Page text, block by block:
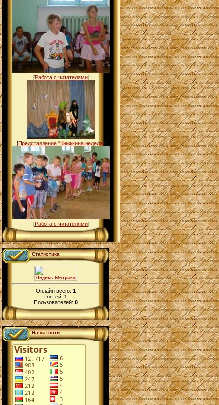
[Работа с читателями]
[Представление "Книжкина неделя"]
[Работа с читателями]
Статистика
Онлайн всего: 1
Гостей: 1
Пользователей: 0
Наши гости